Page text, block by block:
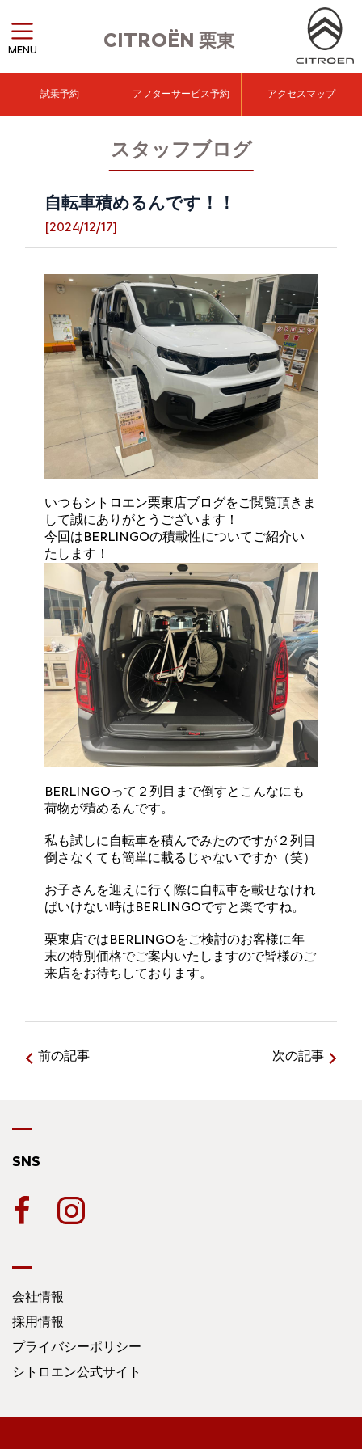
CITROËN 栗東
MENU
試乗予約 アフターサービス予約 アクセスマップ
スタッフブログ
自転車積めるんです！！
[2024/12/17]
いつもシトロエン栗東店ブログをご閲覧頂きま
して誠にありがとうございます！
今回はBERLINGOの積載性についてご紹介い
たします！
BERLINGOって２列目まで倒すとこんなにも
荷物が積めるんです。
私も試しに自転車を積んでみたのですが２列目
倒さなくても簡単に載るじゃないですか（笑）
お子さんを迎えに行く際に自転車を載せなけれ
ばいけない時はBERLINGOですと楽ですね。
栗東店ではBERLINGOをご検討のお客様に年
末の特別価格でご案内いたしますので皆様のご
来店をお待ちしております。
前の記事 次の記事
SNS
会社情報
採用情報
プライバシーポリシー
シトロエン公式サイト